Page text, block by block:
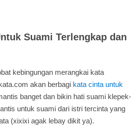
Suami Terlengkap dan
kebingungan merangkai kata
akan berbagi kata cinta untuk
banget dan bikin hati suami klepek-
untuk suami dari istri tercinta yang
(xixixi agak lebay dikit ya).